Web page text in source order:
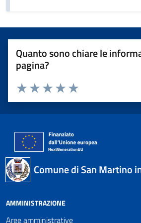
Quanto sono chiare le
pagina?
Valuta 5 stelle su 5
Valuta 4 stelle su 5
Valuta 3 stelle su 5
Valuta 2 stelle su 5
Valuta 1 stelle su 5
Comune di San Martino
AMMINISTRAZIONE
Aree amministrative